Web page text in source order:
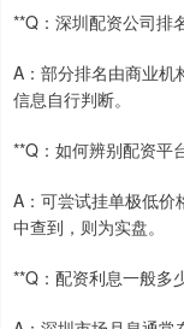
**Q：深圳配资公司排
A：部分排名由商业机
信息自行判断。
**Q：如何辨别配资平
A：可尝试挂单极低价
中查到，则为实盘。
**Q：配资利息一般多